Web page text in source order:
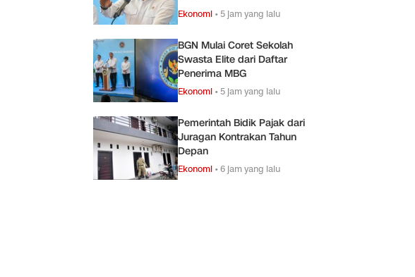
Ekonomi • 5 jam yang lalu
BGN Mulai Coret Sekolah
Swasta Elite dari Daftar
Penerima MBG
Ekonomi • 5 jam yang lalu
Pemerintah Bidik Pajak dari
Juragan Kontrakan Tahun
Depan
Ekonomi •6 jam yang lalu